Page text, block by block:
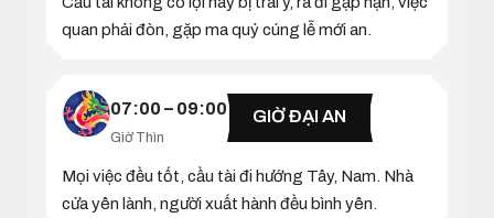
quan phải đòn, gặp ma quỷ cúng lễ mới an.
07:00 – 09:00
Giờ Thìn
GIỜ ĐẠI AN
Mọi việc đều tốt, cầu tài đi hướng Tây, Nam. Nhà
cửa yên lành, người xuất hành đều bình yên.